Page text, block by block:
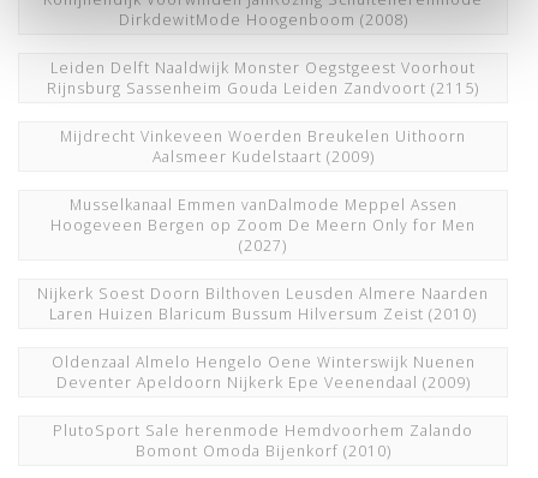
DirkdewitMode Hoogenboom (2008)
Leiden Delft Naaldwijk Monster Oegstgeest Voorhout
Rijnsburg Sassenheim Gouda Leiden Zandvoort (2115)
Mijdrecht Vinkeveen Woerden Breukelen Uithoorn
Aalsmeer Kudelstaart (2009)
Musselkanaal Emmen vanDalmode Meppel Assen
Hoogeveen Bergen op Zoom De Meern Only for Men
(2027)
Nijkerk Soest Doorn Bilthoven Leusden Almere Naarden
Laren Huizen Blaricum Bussum Hilversum Zeist (2010)
Oldenzaal Almelo Hengelo Oene Winterswijk Nuenen
Deventer Apeldoorn Nijkerk Epe Veenendaal (2009)
PlutoSport Sale herenmode Hemdvoorhem Zalando
Bomont Omoda Bijenkorf (2010)